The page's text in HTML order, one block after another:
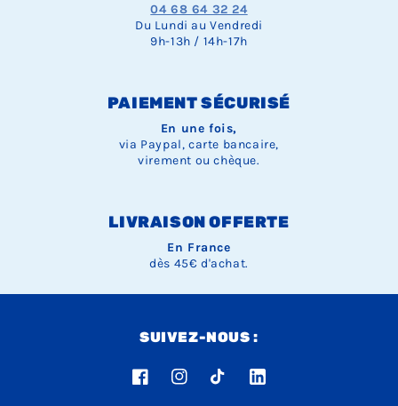
04 68 64 32 24
Du Lundi au Vendredi
9h-13h / 14h-17h
PAIEMENT SÉCURISÉ
En une fois,
via Paypal, carte bancaire,
virement ou chèque.
LIVRAISON OFFERTE
En France
dès 45€ d'achat.
SUIVEZ-NOUS :
FacebookInstagramTikTok LinkedIn